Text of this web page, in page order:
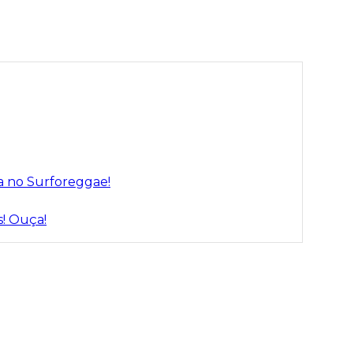
no Surforeggae!
Ouça!